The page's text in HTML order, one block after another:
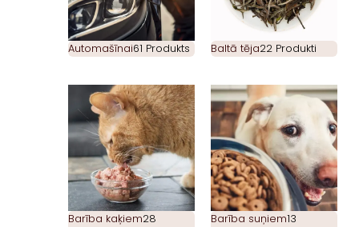
Automašīnai61 Produkts Baltā tēja22 Produkti
Barība kaķiem28
Barība suņiem13